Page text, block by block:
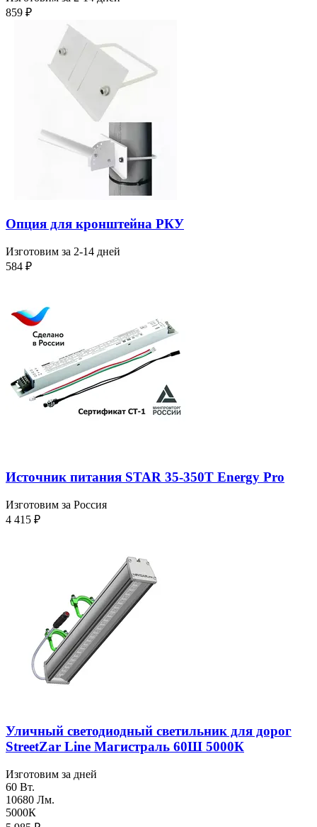
859 ₽
Опция для кронштейна РКУ
Изготовим за 2-14 дней
584 ₽
Источник питания STAR 35-350T Energy Pro
Изготовим за Россия
4 415 ₽
Уличный светодиодный светильник для дорог
StreetZar Line Магистраль 60Ш 5000К
Изготовим за дней
60 Вт.
10680 Лм.
5000К